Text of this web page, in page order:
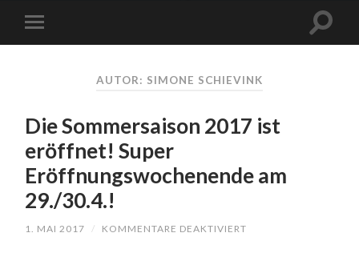
AUTOR: SIMONE SCHIEVINK
Die Sommersaison 2017 ist
eröffnet! Super
Eröffnungswochenende am
29./30.4.!
1. MAI 2017 / KOMMENTARE DEAKTIVIERT